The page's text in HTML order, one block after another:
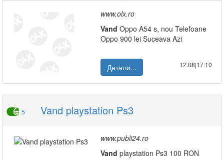
www.olx.ro
Vand Oppo A54 s, nou Telefoane
Oppo 900 lei Suceava Azi
Детали... 12.08|17:10
5 Vand playstation Ps3
www.publi24.ro
Vand playstation Ps3 100 RON